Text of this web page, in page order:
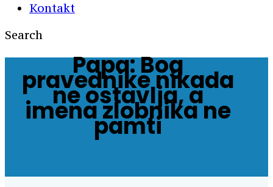
Kontakt
Search
Papa: Bog
pravednike nikada
ne ostavlja, a
imena zlobnika ne
pamti